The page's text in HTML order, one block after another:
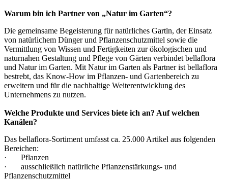
Warum bin ich Partner von „Natur im Garten“?
Die gemeinsame Begeisterung für natürliches Gartln, der Einsatz
von natürlichem Dünger und Pflanzenschutzmittel sowie die
Vermittlung von Wissen und Fertigkeiten zur ökologischen und
naturnahen Gestaltung und Pflege von Gärten verbindet bellaflora
und Natur im Garten. Mit Natur im Garten als Partner ist bellaflora
bestrebt, das Know-How im Pflanzen- und Gartenbereich zu
erweitern und für die nachhaltige Weiterentwicklung des
Unternehmens zu nutzen.
Welche Produkte und Services biete ich an? Auf welchen
Kanälen?
Das bellaflora-Sortiment umfasst ca. 25.000 Artikel aus folgenden
Bereichen:
· Pflanzen
· ausschließlich natürliche Pflanzenstärkungs- und
Pflanzenschutzmittel